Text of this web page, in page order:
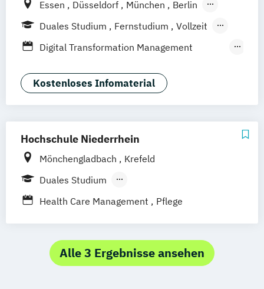
Essen Düsseldorf München
Berlin
Hamburg
Weil am Rhein
Innsbruck Linz
Duales Studium Fernstudium
Vollzeit
Berufsbegleitendes Präsenzstudium
Digital Transformation Management
Dualer MBA Health Care Management
Gesundheitsökonom
Prävention
Sporttherapie und
Gesundheitsmanagement
Kostenloses Infomaterial
Hochschule Niederrhein
Mönchengladbach
Krefeld
Duales Studium
Berufsbegleitendes Präsenzstudium
Health Care Management Pflege
Alle 3 Ergebnisse ansehen